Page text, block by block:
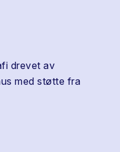
drevet av
med støtte fra